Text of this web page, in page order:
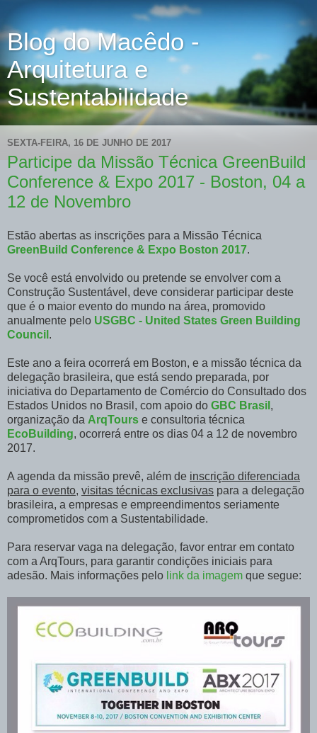
Blog do Macêdo -
Arquitetura e
Sustentabilidade
SEXTA-FEIRA, 16 DE JUNHO DE 2017
Participe da Missão Técnica GreenBuild
Conference & Expo 2017 - Boston, 04 a
12 de Novembro
Estão abertas as inscrições para a Missão Técnica
GreenBuild Conference & Expo Boston 2017.
Se você está envolvido ou pretende se envolver com a
Construção Sustentável, deve considerar participar deste
que é o maior evento do mundo na área, promovido
anualmente pelo USGBC - United States Green Building
Council .
Este ano a feira ocorrerá em Boston, e a missão técnica da
delegação brasileira, que está sendo preparada, por
iniciativa do Departamento de Comércio do Consultado dos
Estados Unidos no Brasil, com apoio do GBC Brasil ,
organização da ArqTours e consultoria técnica
EcoBuilding, ocorrerá entre os dias 04 a 12 de novembro
2017.
A agenda da missão prevê, além de inscrição diferenciada
para o evento, visitas técnicas exclusivas para a delegação
brasileira, a empresas e empreendimentos seriamente
comprometidos com a Sustentabilidade.
Para reservar vaga na delegação, favor entrar em contato
com a ArqTours, para garantir condições iniciais para
adesão. Mais informações pelo link da imagem que segue: